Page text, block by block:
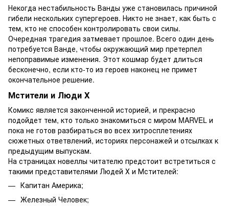
Некогда нестабильность Ванды уже становилась причиной
гибели нескольких супергероев. Никто не знает, как быть с
тем, кто не способен контролировать свои силы.
Очередная трагедия затмевает прошлое. Всего один день
потребуется Ванде, чтобы окружающий мир претерпел
непоправимые изменения. Этот кошмар будет длиться
бесконечно, если кто-то из героев наконец не примет
окончательное решение.
Мстители и Люди Х
Комикс является законченной историей, и прекрасно
подойдет тем, кто только знакомиться с миром MARVEL и
пока не готов разбираться во всех хитросплетениях
сюжетных ответвлений, историях персонажей и отсылках к
предыдущим выпускам.
На страницах новеллы читателю предстоит встретиться с
такими представителями Людей Х и Мстителей:
Капитан Америка;
Железный Человек;